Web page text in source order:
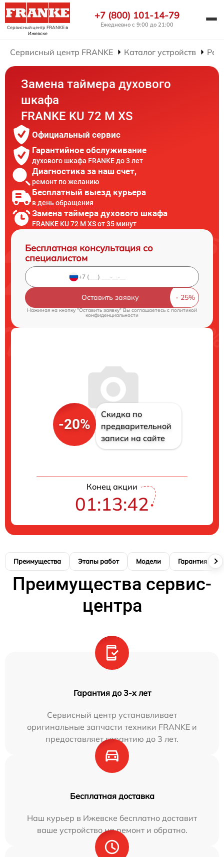
Сервисный центр FRANKEв
Ижевске
+7 (800) 101-14-79
Ежедневно с 9:00 до 21:00
Сервисный центр FRANKE Каталог устройств
Замена таймера духового
шкафа
FRANKE KU 72 M XS
Официальный сервис
Гарантийное обслуживание
духового шкафа FRANKE до 3 лет
Диагностика за наш счет,
ремонт по желанию
Бесплатный выезд курьера
в день обращения
Замена таймера духового шкафа
FRANKE KU 72 M XS от 35 минут
Бесплатная консультация со
специалистом
Оставить заявку
Нажимая на кнопку "Оставить заявку" Вы соглашаетесь cполитикой
конфиденциальности
-20%
Скидка по
предварительной
записи на сайте
Конец акции
01:13:41
Преимущества Этапы работ Модели Гарантия
Преимущества сервис-
центра
Гарантия до 3-х лет
Сервисный центр устанавливает
оригинальные запчасти техники FRANKE и
предоставляет гарантию до 3 лет.
Бесплатная доставка
Наш курьер в Ижевске бесплатно доставит
ваше устройство на ремонт и обратно.